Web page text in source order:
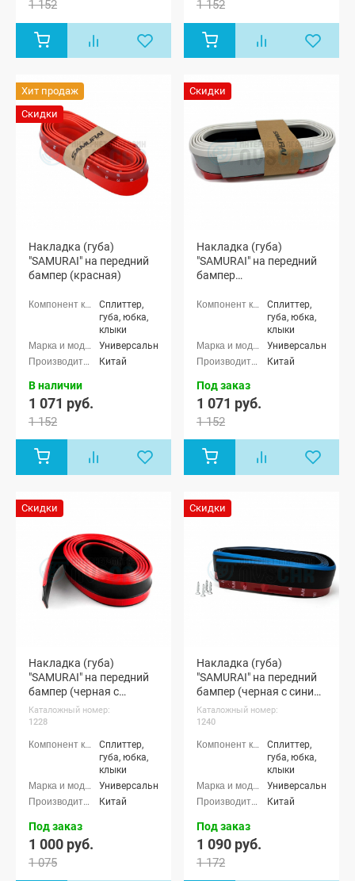
1 152 1 152
Хит продаж
Скидки
Накладка (губа)
"SAMURAI" на передний
бампер (красная)
Сплиттер,
губа, юбка,
клыки
Универсальные
Китай
В наличии
1 071 руб.
1 152
Скидки
Накладка (губа)
"SAMURAI" на передний
бампер
Сплиттер,
губа, юбка,
клыки
Универсальные
Китай
Под заказ
1 071 руб.
1 152
Скидки
Накладка (губа)
"SAMURAI" на передний
бампер (черная с
красным кантом)
Каталожный номер:
1228
Сплиттер,
губа, юбка,
клыки
Универсальные
Китай
Под заказ
1 000 руб.
1 075
Скидки
Накладка (губа)
"SAMURAI" на передний
бампер (черная с синим
кантом)
Каталожный номер:
1240
Сплиттер,
губа, юбка,
клыки
Универсальные
Китай
Под заказ
1 090 руб.
1 172